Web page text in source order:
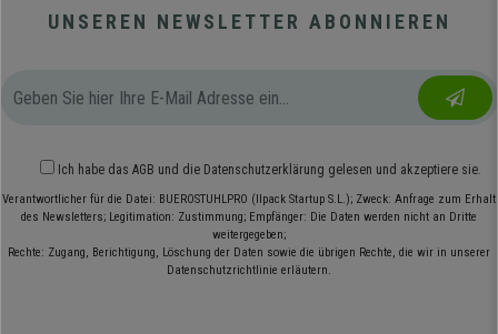
UNSEREN NEWSLETTER ABONNIEREN
Ich habe das AGB und die Datenschutzerklärung gelesen und akzeptiere sie.
Verantwortlicher für die Datei: BUEROSTUHLPRO (Ilpack Startup S.L.); Zweck: Anfrage zum Erhalt
des Newsletters; Legitimation: Zustimmung; Empfänger: Die Daten werden nicht an Dritte
weitergegeben;
Rechte: Zugang, Berichtigung, Löschung der Daten sowie die übrigen Rechte, die wir in unserer
Datenschutzrichtlinie erläutern.